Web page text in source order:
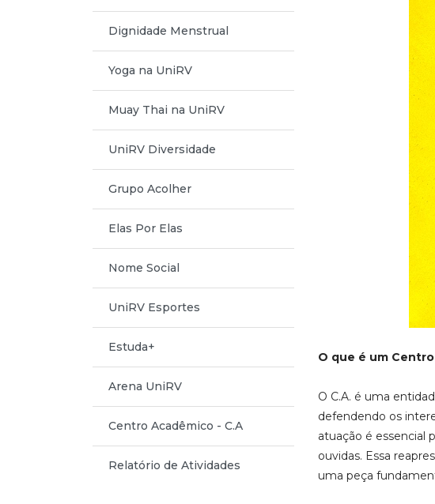
Dignidade Menstrual
Yoga na UniRV
Muay Thai na UniRV
UniRV Diversidade
Grupo Acolher
Elas Por Elas
Nome Social
UniRV Esportes
Estuda+
Arena UniRV
Centro Acadêmico - C.A
Relatório de Atividades
O que é um
O C.A. é uma
defendendo os
atuação é essencial
ouvidas. Essa
uma peça